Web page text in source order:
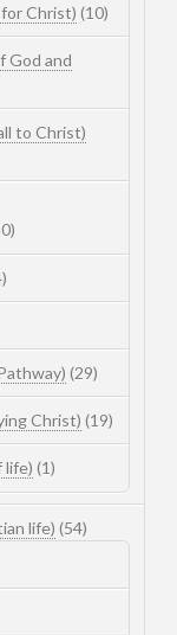
Christ) (10)
God and
to Christ)
(29)
Christ) (19)
life) (1)
life) (54)